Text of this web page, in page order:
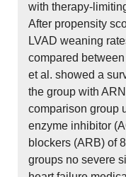
with therapy-
After propensity
LVAD weaning
compared
et al. showed a
the group with
comparison group
enzyme inhibitor
blockers (ARB) of
groups no severe